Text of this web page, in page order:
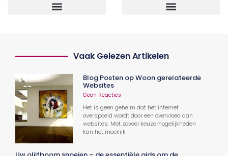
Vaak Gelezen Artikelen
Blog Posten op Woon gerelateerde
Websites
Geen Reacties
Het is geen geheim dat het internet
overspoeld wordt door een overvloed aan
websites. Met zoveel keuzemogelijkheden
kan het moeilijk